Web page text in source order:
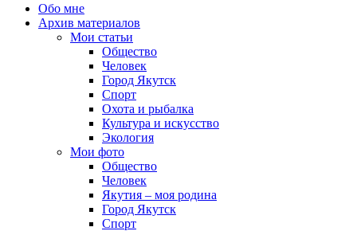
Обо мне
Архив материалов
Мои статьи
Общество
Человек
Город Якутск
Спорт
Охота и рыбалка
Культура и искусство
Экология
Мои фото
Общество
Человек
Якутия – моя родина
Город Якутск
Спорт